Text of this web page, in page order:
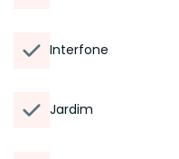
Interfone
Jardim